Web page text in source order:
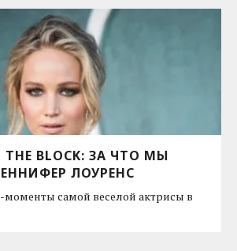
THE BLOCK: ЗА ЧТО МЫ
ЛОУРЕНС
самой веселой актрисы в